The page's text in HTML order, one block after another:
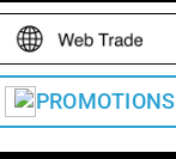
PROMOTIONS